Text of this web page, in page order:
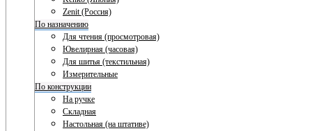
Zenit (Россия)
По назначению
Для чтения (просмотровая)
Ювелирная (часовая)
Для шитья (текстильная)
Измерительные
По конструкции
На ручке
Складная
Настольная (на штативе)